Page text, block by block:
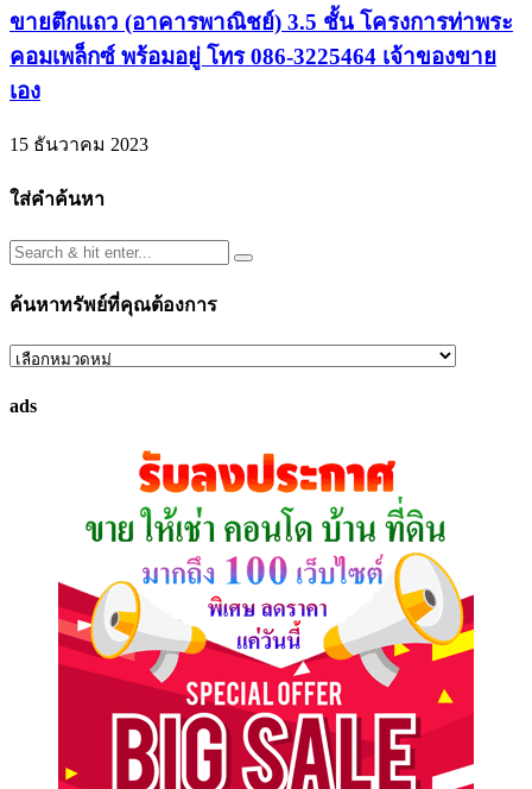
ขายตึกแถว (อาคารพาณิชย์) 3.5 ชั้น โครงการท่าพระ
คอมเพล็กซ์ พร้อมอยู่ โทร 086-3225464 เจ้าของขาย
เอง
15 ธันวาคม 2023
ใส่คำค้นหา
ค้นหาทรัพย์ที่คุณต้องการ
ค้นหา
ที่
ads